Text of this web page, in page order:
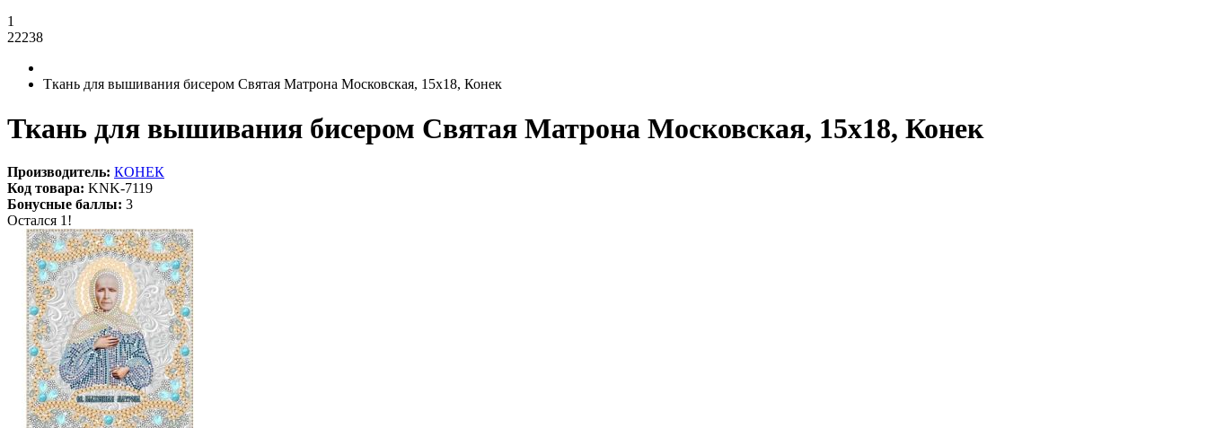
1
22238
Ткань для вышивания бисером Святая Матрона Московская, 15x18, Конек
Ткань для вышивания бисером Святая Матрона Московская, 15x18, Конек
Производитель: КОНЕК
Код товара: KNK-7119
Бонусные баллы: 3
Остался 1!